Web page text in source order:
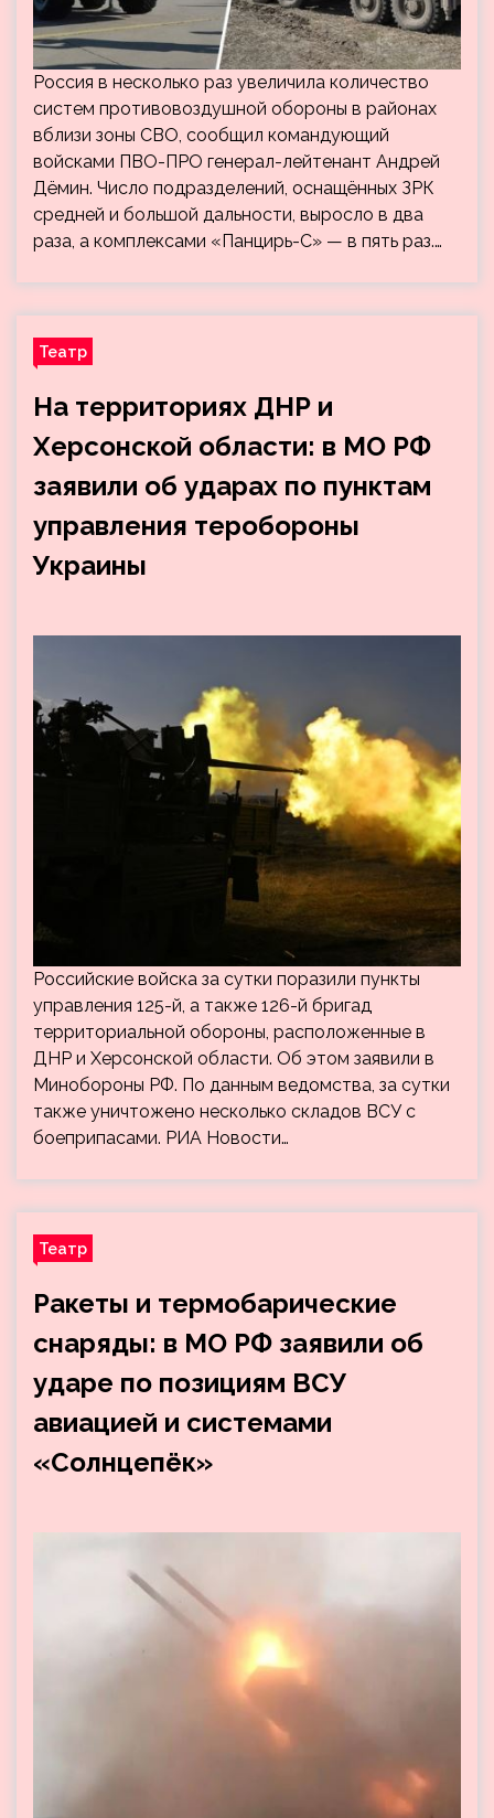
Россия в несколько раз увеличила количество
систем противовоздушной обороны в районах
вблизи зоны СВО, сообщил командующий
войсками ПВО-ПРО генерал-лейтенант Андрей
Дёмин. Число подразделений, оснащённых ЗРК
средней и большой дальности, выросло в два
раза, а комплексами «Панцирь-С» — в пять раз.…
Театр
На территориях ДНР и
Херсонской области: в МО РФ
заявили об ударах по пунктам
управления теробороны
Украины
Российские войска за сутки поразили пункты
управления 125-й, а также 126-й бригад
территориальной обороны, расположенные в
ДНР и Херсонской области. Об этом заявили в
Минобороны РФ. По данным ведомства, за сутки
также уничтожено несколько складов ВСУ с
боеприпасами. РИА Новости…
Театр
Ракеты и термобарические
снаряды: в МО РФ заявили об
ударе по позициям ВСУ
авиацией и системами
«Солнцепёк»